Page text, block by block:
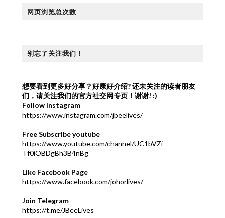
网页浏览总次数
别忘了关注我们！
想要看到更多好分享？好康好介绍?还未关注的读者朋友
们，请关注我们的官方社交网专页！谢谢! :)
Follow Instagram
https://www.instagram.com/jbeelives/
Free Subscribe youtube
https://www.youtube.com/channel/UC1bVZi-
Tf0iOBDgBh3B4nBg
Like Facebook Page
https://www.facebook.com/johorlives/
Join Telegram
https://t.me/JBeeLives